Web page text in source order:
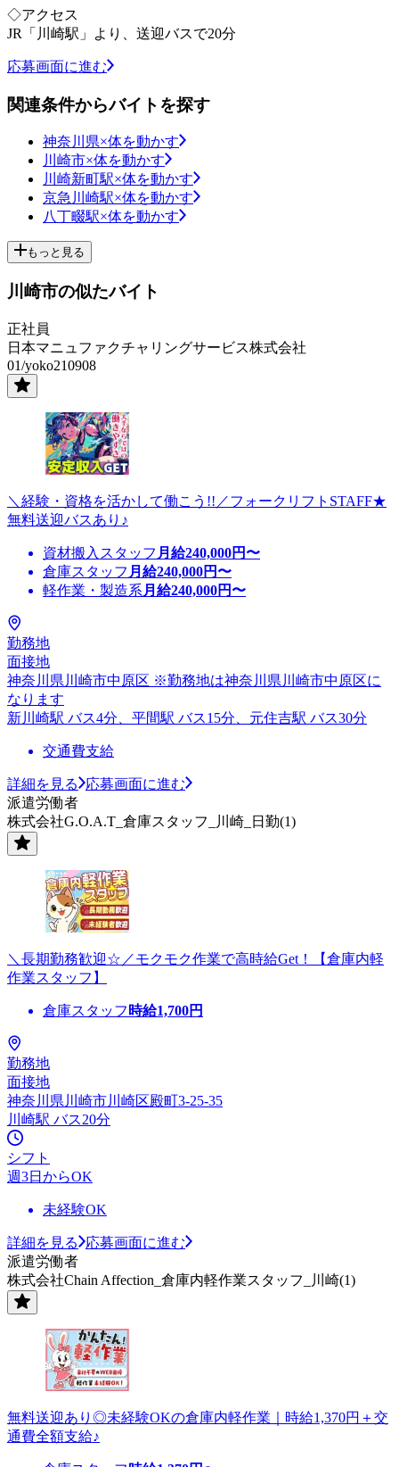
◇アクセス
JR「川崎駅」より、送迎バスで20分
応募画面に進む
関連条件からバイトを探す
神奈川県×体を動かす
川崎市×体を動かす
川崎新町駅×体を動かす
京急川崎駅×体を動かす
八丁畷駅×体を動かす
もっと見る
川崎市の似たバイト
正社員
日本マニュファクチャリングサービス株式会社
01/yoko210908
＼経験・資格を活かして働こう!!／フォークリフトSTAFF★
無料送迎バスあり♪
資材搬入スタッフ 月給240,000円〜
倉庫スタッフ 月給240,000円〜
軽作業・製造系 月給240,000円〜
勤務地
面接地
神奈川県川崎市中原区 ※勤務地は神奈川県川崎市中原区に
なります
新川崎駅 バス4分、平間駅 バス15分、元住吉駅 バス30分
交通費支給
詳細を見る
応募画面に進む
派遣労働者
株式会社G.O.A.T_倉庫スタッフ_川崎_日勤(1)
＼長期勤務歓迎☆／モクモク作業で高時給Get！【倉庫内軽
作業スタッフ】
倉庫スタッフ 時給1,700円
勤務地
面接地
神奈川県川崎市川崎区殿町3-25-35
川崎駅 バス20分
シフト
週3日からOK
未経験OK
詳細を見る
応募画面に進む
派遣労働者
株式会社Chain Affection_倉庫内軽作業スタッフ_川崎(1)
無料送迎あり◎未経験OKの倉庫内軽作業｜時給1,370円＋交
通費全額支給♪